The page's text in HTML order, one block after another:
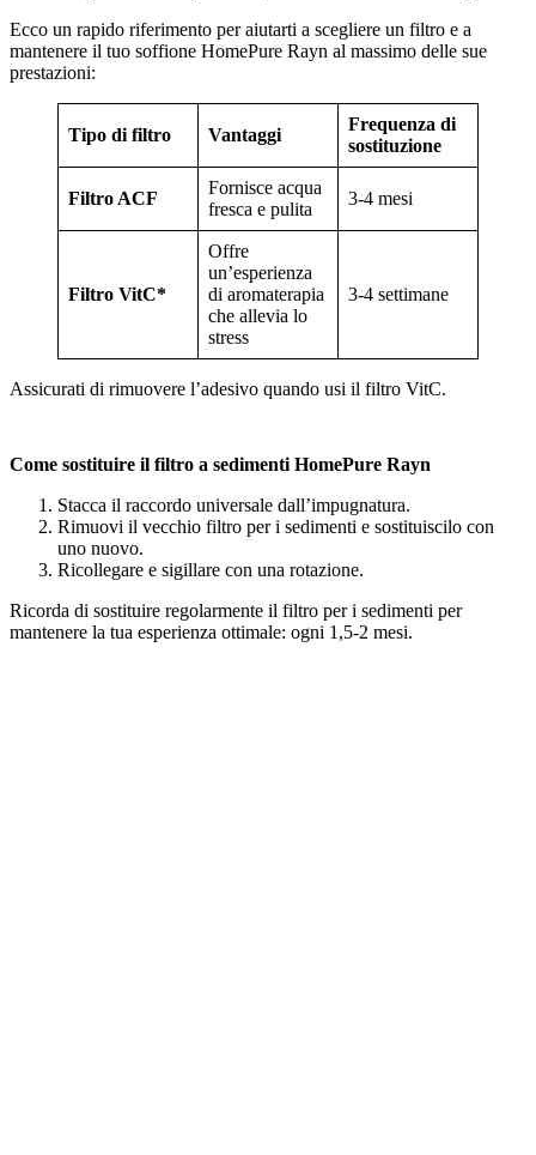
Ecco un rapido riferimento per aiutarti a scegliere un filtro e a
mantenere il tuo soffione HomePure Rayn al massimo delle sue
prestazioni:
Tipo di filtro Vantaggi
Frequenza di
sostituzione
Filtro ACF
Fornisce acqua
fresca e pulita
3-4 mesi
Filtro VitC*
Offre
un’esperienza
di aromaterapia
che allevia lo
stress
3-4 settimane
Assicurati di rimuovere l’adesivo quando usi il filtro VitC.
Come sostituire il filtro a sedimenti HomePure Rayn
Stacca il raccordo universale dall’impugnatura.
Rimuovi il vecchio filtro per i sedimenti e sostituiscilo con
uno nuovo.
Ricollegare e sigillare con una rotazione.
Ricorda di sostituire regolarmente il filtro per i sedimenti per
mantenere la tua esperienza ottimale: ogni 1,5-2 mesi.